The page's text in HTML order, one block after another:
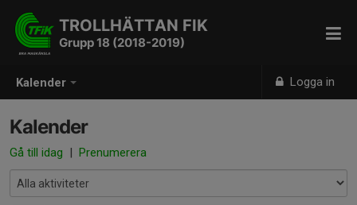
Kalender Logga in
TROLLHÄTTAN FIK
Grupp 18 (2018-2019)
Kalender
Gå till idag | Prenumerera